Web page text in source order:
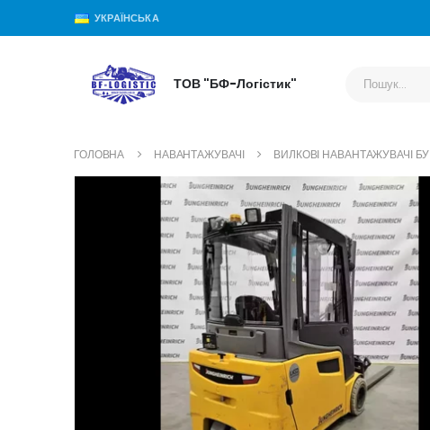
УКРАЇНСЬКА
ТОВ "БФ-Логістик"
ГОЛОВНА НАВАНТАЖУВАЧІ ВИЛКОВІ НАВАНТАЖУВАЧІ БУ